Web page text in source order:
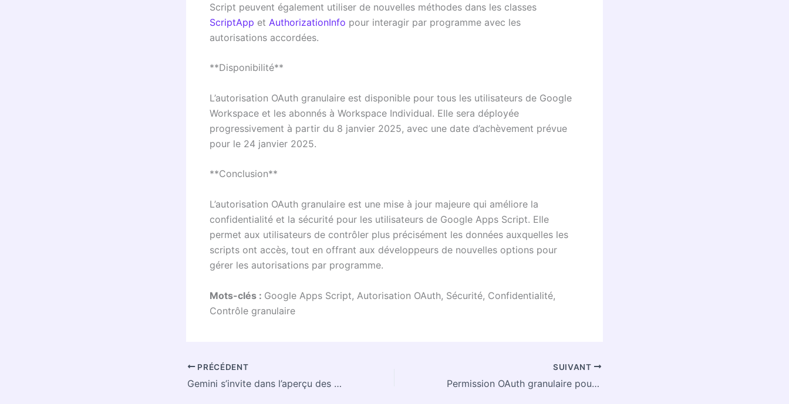
Script peuvent également utiliser de nouvelles méthodes dans les classes
ScriptApp et AuthorizationInfo pour interagir par programme avec les
autorisations accordées.
**Disponibilité**
L’autorisation OAuth granulaire est disponible pour tous les utilisateurs de Google
Workspace et les abonnés à Workspace Individual. Elle sera déployée
progressivement à partir du 8 janvier 2025, avec une date d’achèvement prévue
pour le 24 janvier 2025.
**Conclusion**
L’autorisation OAuth granulaire est une mise à jour majeure qui améliore la
confidentialité et la sécurité pour les utilisateurs de Google Apps Script. Elle
permet aux utilisateurs de contrôler plus précisément les données auxquelles les
scripts ont accès, tout en offrant aux développeurs de nouvelles options pour
gérer les autorisations par programme.
Mots-clés : Google Apps Script, Autorisation OAuth, Sécurité, Confidentialité,
Contrôle granulaire
PRÉCÉDENT
Gemini s’invite dans l’aperçu des fichiers PDF de Google Drive !
SUIVANT
Permission OAuth granulaire pour les exécutions IDE de Google Apps Script